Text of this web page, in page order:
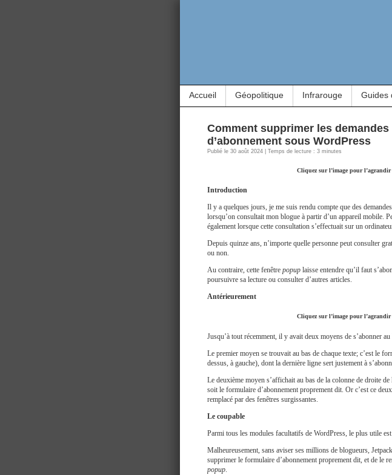
Accueil Géopolitique Infrarouge Guides
Comment supprimer les
d’abonnement sous WordPress
Publié le 30 août 2024 | Temps de lecture : 3 minutes
Cliquez sur l’image pour l’agrandir
Introduction
Il y a quelques jours, je me suis rendu compte que des
lorsqu’on consultait mon blogue à partir d’un appareil mobile.
également lorsque cette consultation s’effectuait sur un
Depuis quinze ans, n’importe quelle personne peut consulter
ou non.
Au contraire, cette fenêtre popup laisse entendre qu’il faut
poursuivre sa lecture ou consulter d’autres articles.
Antérieurement
Cliquez sur l’image pour l’agrandir
Jusqu’à tout récemment, il y avait deux moyens de s’abonner au
Le premier moyen se trouvait au bas de chaque texte; c’est le
dessus, à gauche), dont la dernière ligne sert justement à
Le deuxième moyen s’affichait au bas de la colonne de droite de
soit le formulaire d’abonnement proprement dit. Or c’est ce
remplacé par des fenêtres surgissantes.
Le coupable
Parmi tous les modules facultatifs de WordPress, le plus utile est
Malheureusement, sans aviser ses millions de blogueurs,
supprimer le formulaire d’abonnement proprement dit, et de le
popup